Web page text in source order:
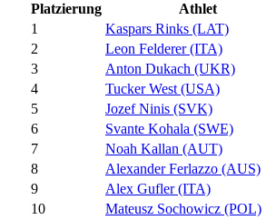
Platzierung
Athlet
1
Kaspars Rinks (LAT)
2
Leon Felderer (ITA)
3
Anton Dukach (UKR)
4
Tucker West (USA)
5
Jozef Ninis (SVK)
6
Svante Kohala (SWE)
7
Noah Kallan (AUT)
8
Alexander Ferlazzo (AUS)
9
Alex Gufler (ITA)
10
Mateusz Sochowicz (POL)